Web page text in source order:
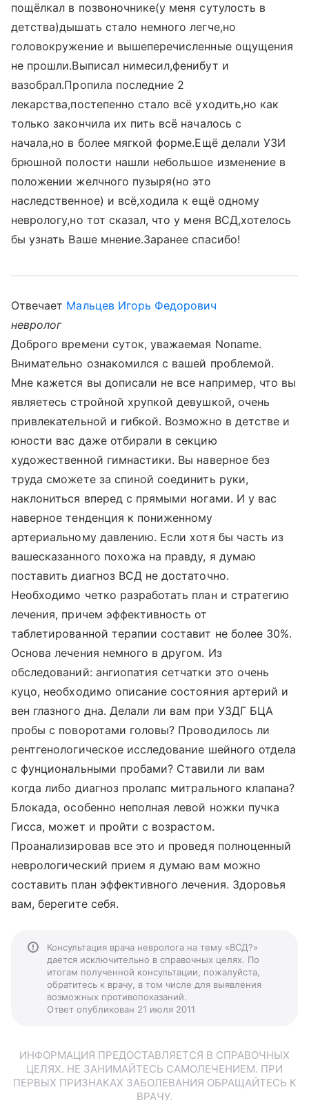
пощёлкал в позвоночнике(у меня сутулость в
детства)дышать стало немного легче,но
головокружение и вышеперечисленные ощущения
не прошли.Выписал нимесил,фенибут и
вазобрал.Пропила последние 2
лекарства,постепенно стало всё уходить,но как
только закончила их пить всё началось с
начала,но в более мягкой форме.Ещё делали УЗИ
брюшной полости нашли небольшое изменение в
положении желчного пузыря(но это
наследственное) и всё,ходила к ещё одному
неврологу,но тот сказал, что у меня ВСД,хотелось
бы узнать Ваше мнение.Заранее спасибо!
Отвечает Мальцев Игорь Федорович
невролог
Доброго времени суток, уважаемая Noname.
Внимательно ознакомился с вашей проблемой.
Мне кажется вы дописали не все например, что вы
являетесь стройной хрупкой девушкой, очень
привлекательной и гибкой. Возможно в детстве и
юности вас даже отбирали в секцию
художественной гимнастики. Вы наверное без
труда сможете за спиной соединить руки,
наклониться вперед с прямыми ногами. И у вас
наверное тенденция к пониженному
артериальному давлению. Если хотя бы часть из
вашесказанного похожа на правду, я думаю
поставить диагноз ВСД не достаточно.
Необходимо четко разработать план и стратегию
лечения, причем эффективность от
таблетированной терапии составит не более 30%.
Основа лечения немного в другом. Из
обследований: ангиопатия сетчатки это очень
куцо, необходимо описание состояния артерий и
вен глазного дна. Делали ли вам при УЗДГ БЦА
пробы с поворотами головы? Проводилось ли
рентгенологическое исследование шейного отдела
с фунциональными пробами? Ставили ли вам
когда либо диагноз пролапс митрального клапана?
Блокада, особенно неполная левой ножки пучка
Гисса, может и пройти с возрастом.
Проанализировав все это и проведя полноценный
неврологический прием я думаю вам можно
составить план эффективного лечения. Здоровья
вам, берегите себя.
Консультация врача невролога на тему «ВСД?»
дается исключительно в справочных целях. По
итогам полученной консультации, пожалуйста,
обратитесь к врачу, в том числе для выявления
возможных противопоказаний.
Ответ опубликован 21 июля 2011
ИНФОРМАЦИЯ ПРЕДОСТАВЛЯЕТСЯ В СПРАВОЧНЫХ
ЦЕЛЯХ. НЕ ЗАНИМАЙТЕСЬ САМОЛЕЧЕНИЕМ. ПРИ
ПЕРВЫХ ПРИЗНАКАХ ЗАБОЛЕВАНИЯ ОБРАЩАЙТЕСЬ К
ВРАЧУ.